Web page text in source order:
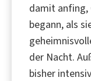
damit anfing,
begann, als
der Nacht.
bisher